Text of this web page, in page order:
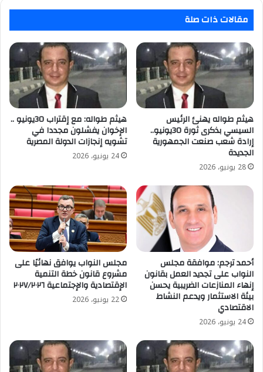
مقالات ذات صلة
هيثم طواله يهنئ الرئيس
السيسي بذكرى ثورة 30يونيو..
إرادة شعب صنعت الجمهورية
الجديدة
28 يونيو، 2026
هيثم طواله: مع إقتراب 30يونيو ..
الإخوان يفشلون مجددا في
تشويه إنجازات الدولة المصرية
24 يونيو، 2026
أحمد ترجم: موافقة مجلس
النواب على تجديد العمل بقانون
إنهاء المنازعات الضريبية يحسن
بيئة الاستثمار ويدعم النشاط
الاقتصادي
24 يونيو، 2026
مجلس النواب يوافق نهائيًا على
مشروع قانون خطة التنمية
الإقتصادية والإجتماعية ٢٠٢٧/٢٠٢٦
22 يونيو، 2026